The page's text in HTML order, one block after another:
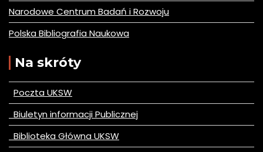
Narodowe Centrum Badań i Rozwoju
Polska Bibliografia Naukowa
Na skróty
Poczta UKSW
Biuletyn informacji Publicznej
Biblioteka Główna UKSW